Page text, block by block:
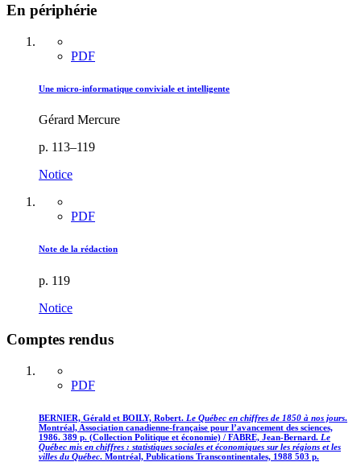
En périphérie
PDF
Une micro-informatique conviviale et intelligente
Gérard Mercure
p. 113–119
Notice
PDF
Note de la rédaction
p. 119
Notice
Comptes rendus
PDF
BERNIER, Gérald et BOILY, Robert. Le Québec en chiffres de 1850 à nos jours.
Montréal, Association canadienne-française pour l’avancement des sciences,
1986. 389 p. (Collection Politique et économie) / FABRE, Jean-Bernard. Le
Québec mis en chiffres : statistiques sociales et économiques sur les régions et les
villes du Québec. Montréal, Publications Transcontinentales, 1988 503 p.